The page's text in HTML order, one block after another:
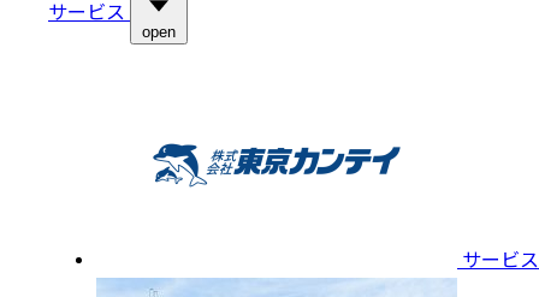
サービス
open
サービス